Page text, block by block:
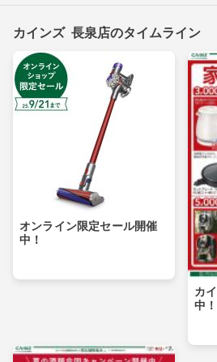
カインズ 長泉店のタイムライン
オンライン限定セール開催
中！
カ
中！